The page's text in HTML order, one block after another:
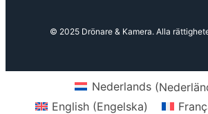
© 2025 Drönare & Kamera. Alla
Nederlands(
English (Engelska)